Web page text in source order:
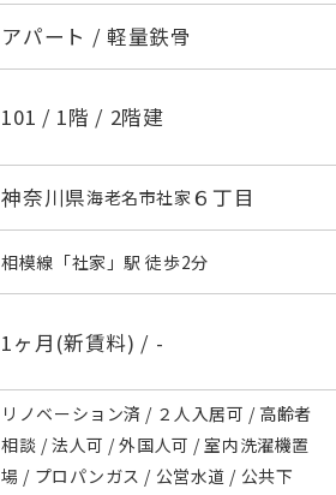
アパート / 軽量鉄骨
101 / 1階 / 2階建
神奈川県海老名市社家６丁目
相模線 「社家 」駅 徒歩2分
1ヶ月(新賃料) / -
リノベーション済 / ２人入居可 / 高齢者
相談 / 法人可 / 外国人可 / 室内洗濯機置
場 / プロパンガス / 公営水道 / 公共下